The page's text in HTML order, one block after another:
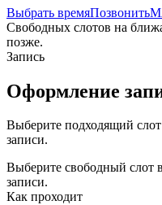
Выбрать времяПозвонить
Свободных слотов на
позже.
Запись
Оформление
Выберите подходящий
записи.
Выберите свободный слот
записи.
Как проходит